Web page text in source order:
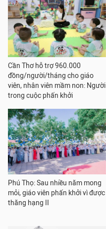
Cần Thơ hỗ trợ 960.000
đồng/người/tháng cho giáo
viên, nhân viên mầm non: Người
trong cuộc phấn khởi
Phú Thọ: Sau nhiều năm mong
mỏi, giáo viên phấn khởi vì được
thăng hạng II